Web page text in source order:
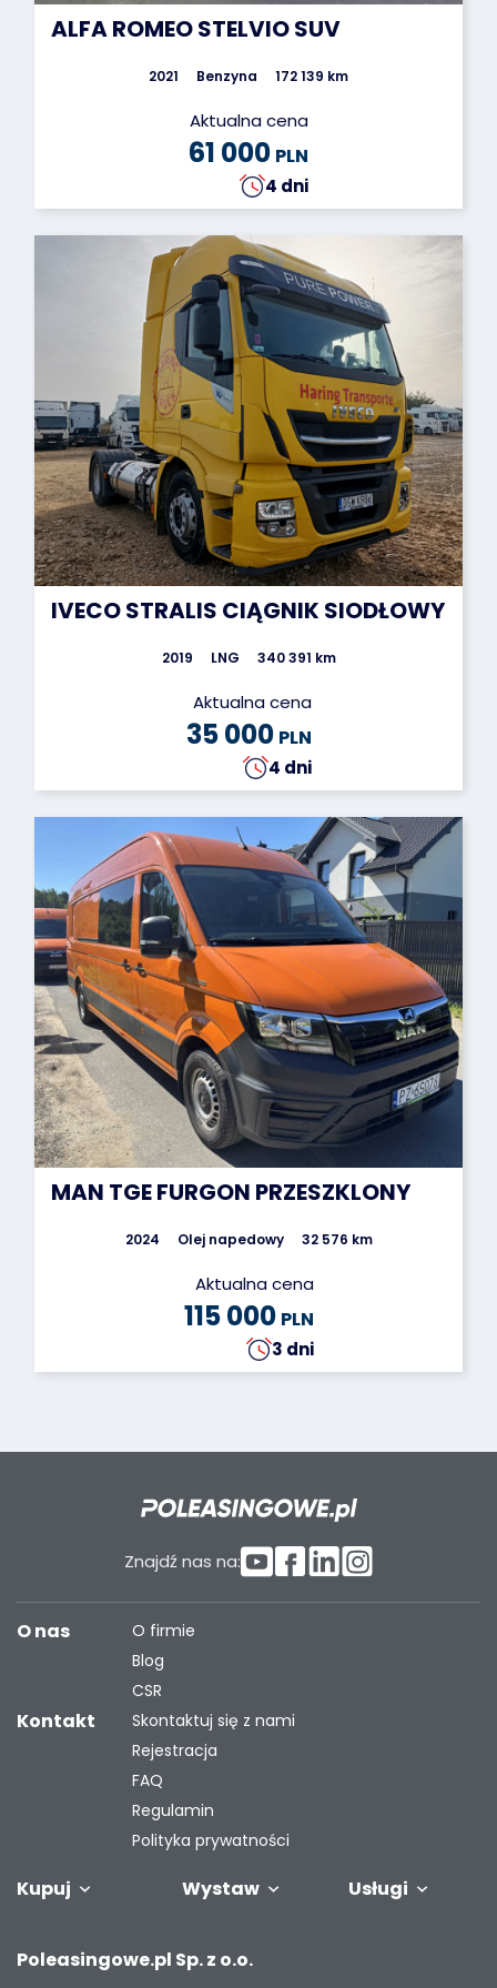
ALFA ROMEO STELVIO SUV
2021 Benzyna 172 139 km
Aktualna cena
61 000 PLN
4 dni
IVECO STRALIS CIĄGNIK SIODŁOWY
2019 LNG 340 391 km
Aktualna cena
35 000 PLN
4 dni
MAN TGE FURGON PRZESZKLONY
2024 Olej napedowy 32 576 km
Aktualna cena
115 000 PLN
3 dni
Znajdź nas na:
Kupuj
przyczepy
Wystaw
Twoją flotę
Usługi
O nas
O firmie
Blog
CSR
Kontakt
Skontaktuj się z nami
Rejestracja
FAQ
Regulamin
Polityka prywatności
Poleasingowe.pl Sp. z o.o.